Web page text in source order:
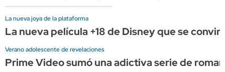
La nueva joya de la plataforma
La nueva película +18 de Disney que se
Verano adolescente de revelaciones
Prime Video sumó una adictiva serie de